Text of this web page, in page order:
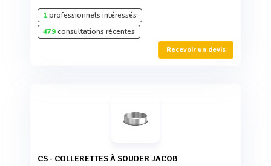
1professionnels intéressés
479consultations récentes
Recevoir un devis
CS - COLLERETTES À SOUDER JACOB